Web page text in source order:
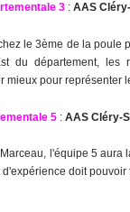
3: AAS
le 3ème de la
du département, les
mieux pour représenter
5: AAS Cléry-
l'équipe 5
doit